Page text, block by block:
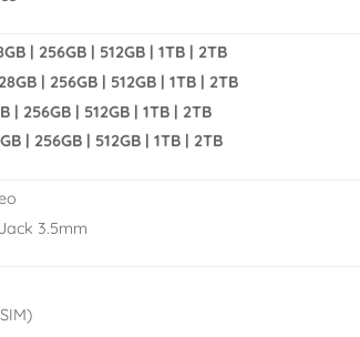
| 256GB | 512GB | 1TB | 2TB
| 256GB | 512GB | 1TB | 2TB
| 256GB | 512GB | 1TB | 2TB
| 256GB | 512GB | 1TB | 2TB
3.5mm